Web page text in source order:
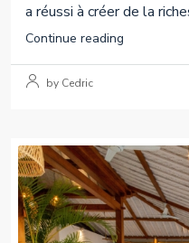
a réussi à créer de la
Continue reading
by Cedric